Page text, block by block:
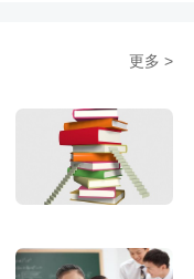
更多 >